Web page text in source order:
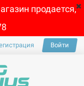
продается,
Войти